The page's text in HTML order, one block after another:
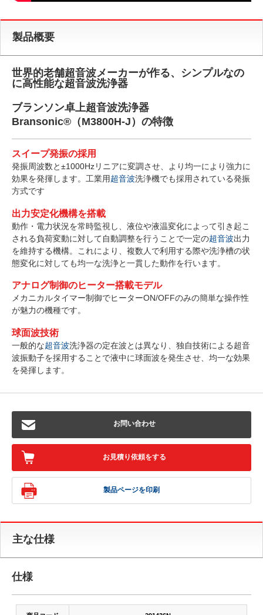
製品概要
世界的老舗超音波メーカーが作る、シンプルなの
に高性能な超音波洗浄器
ブランソン卓上超音波洗浄器
Bransonic®（M3800H-J）の特徴
スイープ発振の採用
発振周波数と±1000Hzリニアに変調させ、より均一により強力に
効果を発揮します。工業用超音波洗浄機でも採用されている発振
方式です
出力安定化機構を搭載
動作・電力状況を常時監視し、液位や液温変化によって引き起こ
される負荷変動に対して自動調整を行うことで一定の超音波出力
を維持する機構。これにより、複数人で利用する際や洗浄槽の状
態変化に対しても均一な洗浄と一貫した動作を行います。
アナログ制御のヒーター搭載モデル
メカニカルタイマー制御でヒーターON/OFFのみの簡単な操作性
が魅力の機種です。
球面波技術
一般的な超音波洗浄器の定在波とは異なり、独自技術による超音
波振動子を採用することで液中に球面波を発生させ、均一な効果
を発揮します。
お問い合わせ
お見積り依頼をする
製品ページを印刷
主な仕様
仕様